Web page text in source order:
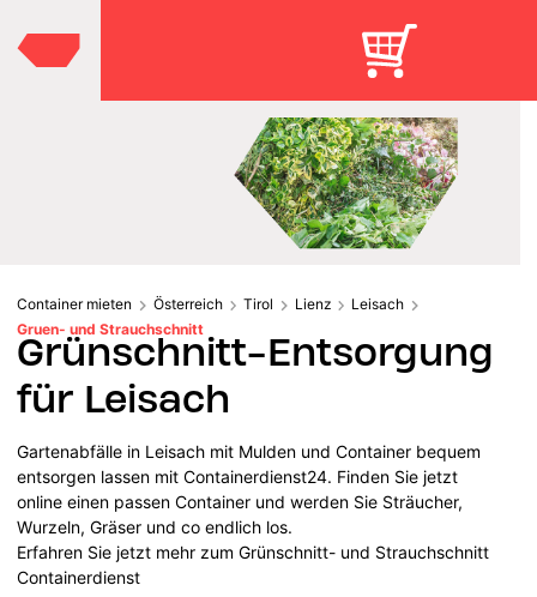
Container mieten Österreich Tirol Lienz
Leisach
Gruen- und Strauchschnitt
Grünschnitt-Entsorgung
für Leisach
Gartenabfälle in Leisach mit Mulden und Container bequem
entsorgen lassen mit Containerdienst24. Finden Sie jetzt
online einen passen Container und werden Sie Sträucher,
Wurzeln, Gräser und co endlich los.
Erfahren Sie jetzt mehr zum Grünschnitt- und Strauchschnitt
Containerdienst